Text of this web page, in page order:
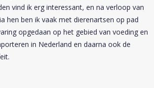
vind ik erg interessant, en na verloop van
hen ben ik vaak met dierenartsen op pad
opgedaan op het gebied van voeding en
in Nederland en daarna ook de